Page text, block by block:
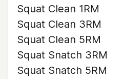
Squat Clean 1RM
Squat Clean 3RM
Squat Clean 5RM
Squat Snatch 3RM
Squat Snatch 5RM